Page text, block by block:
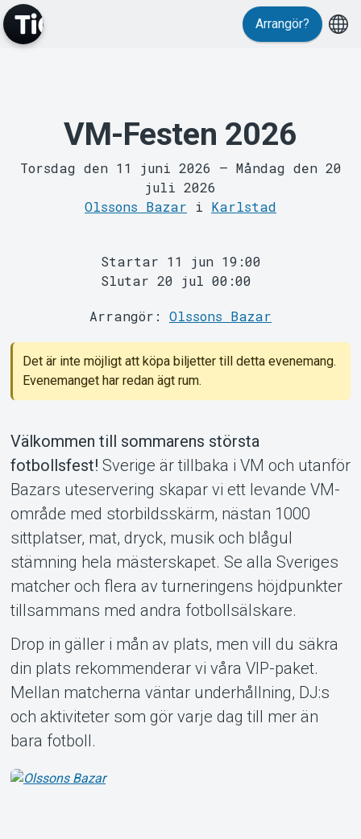
MyTickster
Support
Om Tickster
Arrangör?
VM-Festen 2026
Torsdag den 11 juni 2026 – Måndag den 20
juli 2026
Olssons Bazar i Karlstad
Startar 11 jun 19:00
Slutar 20 jul 00:00
Arrangör: Olssons Bazar
Det är inte möjligt att köpa biljetter till detta evenemang.
Evenemanget har redan ägt rum.
Välkommen till sommarens största
fotbollsfest! Sverige är tillbaka i VM och utanför
Bazars uteservering skapar vi ett levande VM-
område med storbildsskärm, nästan 1000
sittplatser, mat, dryck, musik och blågul
stämning hela mästerskapet. Se alla Sveriges
matcher och flera av turneringens höjdpunkter
tillsammans med andra fotbollsälskare.
Drop in gäller i mån av plats, men vill du säkra
din plats rekommenderar vi våra VIP-paket.
Mellan matcherna väntar underhållning, DJ:s
och aktiviteter som gör varje dag till mer än
bara fotboll.